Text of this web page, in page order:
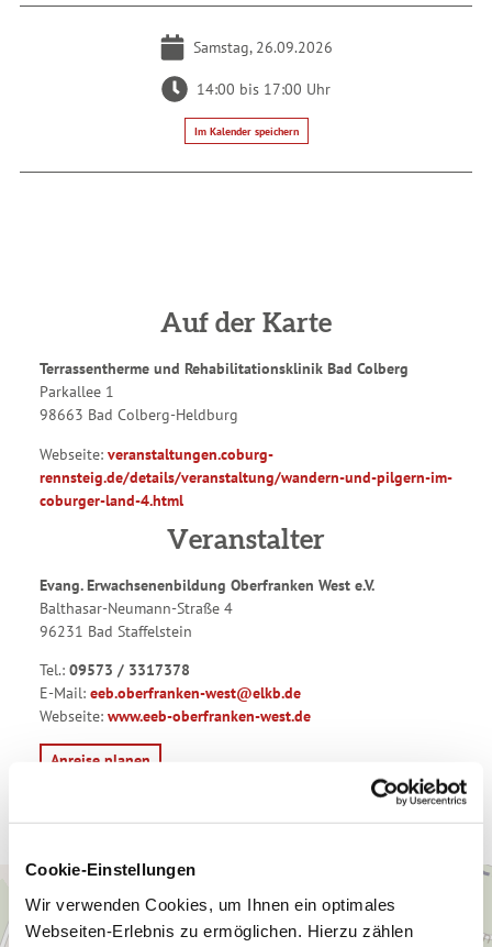
Cookie-Einstellungen
Wir verwenden Cookies, um Ihnen ein optimales
Webseiten-Erlebnis zu ermöglichen. Hierzu zählen
Samstag, 26.09.2026
14:00 bis 17:00 Uhr
Im Kalender speichern
Auf der Karte
Terrassentherme und Rehabilitationsklinik Bad Colberg
Parkallee 1
98663 Bad Colberg-Heldburg
Webseite: veranstaltungen.coburg-
rennsteig.de/details/veranstaltung/wandern-und-pilgern-im-
coburger-land-4.html
Veranstalter
Evang. Erwachsenenbildung Oberfranken West e.V.
Balthasar-Neumann-Straße 4
96231 Bad Staffelstein
Tel.: 09573 / 3317378
E-Mail: eeb.oberfranken-west@elkb.de
Webseite: www.eeb-oberfranken-west.de
Anreise planen